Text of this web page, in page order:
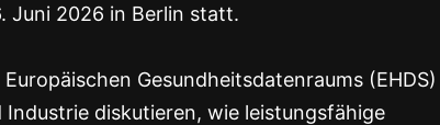
Juni 2026 in Berlin statt.
Gesundheitsdatenraums (EHDS)
diskutieren, wie leistungsfähige